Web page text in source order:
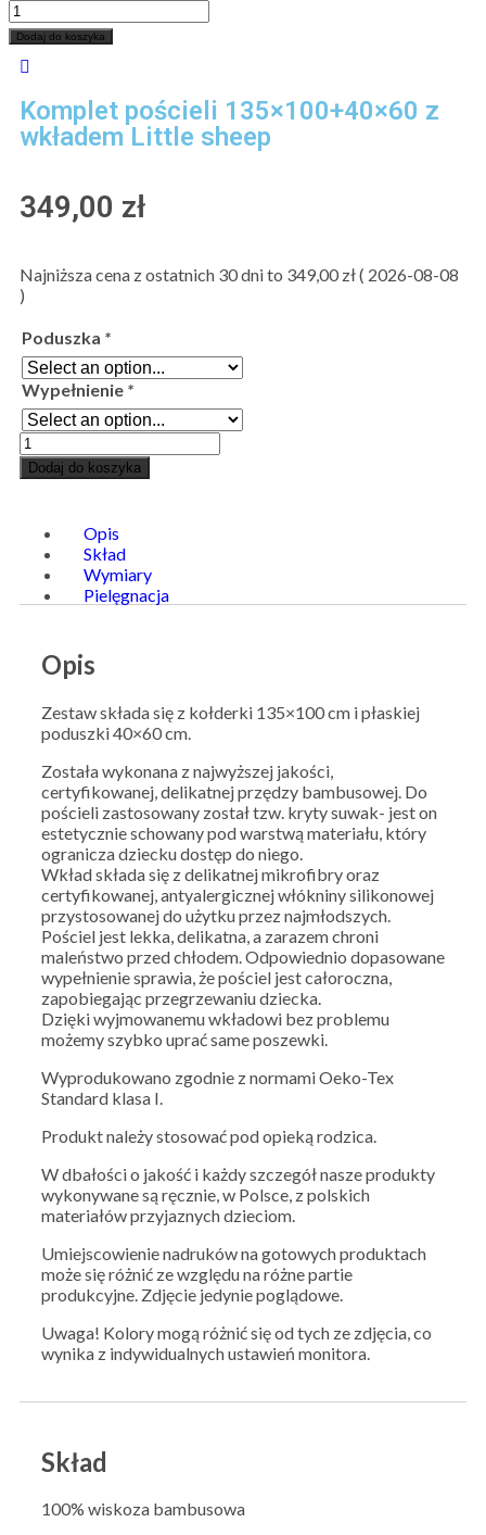
Dodaj do koszyka
Komplet pościeli 135×100+40×60 z
wkładem Little sheep
349,00 zł
Najniższa cena z ostatnich 30 dni to 349,00 zł( 2026-08-08
)
Poduszka *
Wypełnienie *
Dodaj do koszyka
Opis
Skład
Wymiary
Pielęgnacja
Opis
Zestaw składa się z kołderki 135×100 cm i płaskiej
poduszki 40×60 cm.
Została wykonana z najwyższej jakości,
certyfikowanej, delikatnej przędzy bambusowej. Do
pościeli zastosowany został tzw. kryty suwak- jest on
estetycznie schowany pod warstwą materiału, który
ogranicza dziecku dostęp do niego.
Wkład składa się z delikatnej mikrofibry oraz
certyfikowanej, antyalergicznej włókniny silikonowej
przystosowanej do użytku przez najmłodszych.
Pościel jest lekka, delikatna, a zarazem chroni
maleństwo przed chłodem. Odpowiednio dopasowane
wypełnienie sprawia, że pościel jest całoroczna,
zapobiegając przegrzewaniu dziecka.
Dzięki wyjmowanemu wkładowi bez problemu
możemy szybko uprać same poszewki.
Wyprodukowano zgodnie z normami Oeko-Tex
Standard klasa I.
Produkt należy stosować pod opieką rodzica.
W dbałości o jakość i każdy szczegół nasze produkty
wykonywane są ręcznie, w Polsce, z polskich
materiałów przyjaznych dzieciom.
Umiejscowienie nadruków na gotowych produktach
może się różnić ze względu na różne partie
produkcyjne. Zdjęcie jedynie poglądowe.
Uwaga! Kolory mogą różnić się od tych ze zdjęcia, co
wynika z indywidualnych ustawień monitora.
Skład
100% wiskoza bambusowa